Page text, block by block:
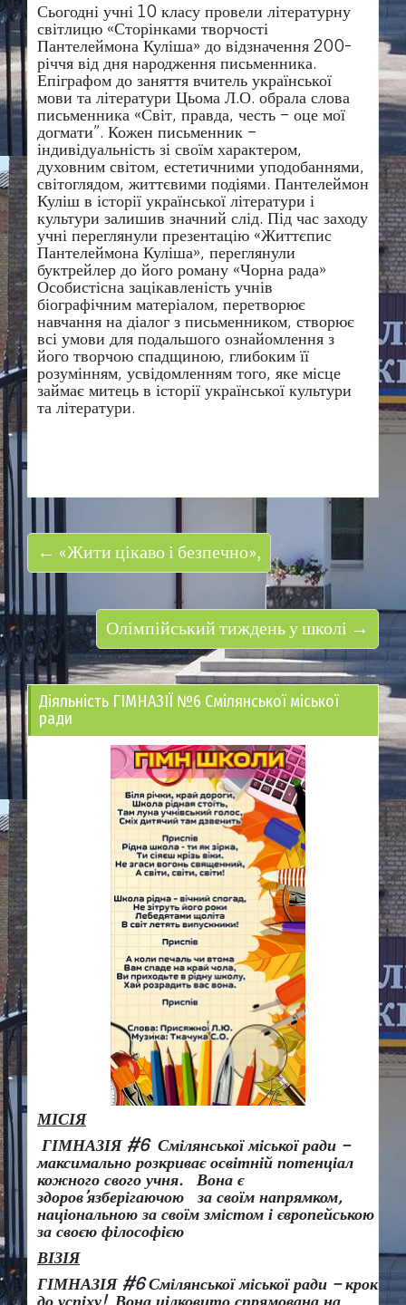
Сьогодні учні 10 класу провели літературну
світлицю «Сторінками творчості
Пантелеймона Куліша» до відзначення 200-
річчя від дня народження письменника.
Епіграфом до заняття вчитель української
мови та літератури Цьома Л.О. обрала слова
письменника «Світ, правда, честь – оце мої
догмати”. Кожен письменник –
індивідуальність зі своїм характером,
духовним світом, естетичними уподобаннями,
світоглядом, життєвими подіями. Пантелеймон
Куліш в історії української літератури і
культури залишив значний слід. Під час заходу
учні переглянули презентацію «Життєпис
Пантелеймона Куліша», переглянули
буктрейлер до його роману «Чорна рада»
Особистісна зацікавленість учнів
біографічним матеріалом, перетворює
навчання на діалог з письменником, створює
всі умови для подальшого ознайомлення з
його творчою спадщиною, глибоким її
розумінням, усвідомленням того, яке місце
займає митець в історії української культури
та літератури.
← «Жити цікаво і безпечно»,
Олімпійський тиждень у школі →
Діяльність ГІМНАЗІЇ №6 Смілянської міської
ради
МІСІЯ
ГІМНАЗІЯ #6 Смілянської міської ради –
максимально розкриває освітній потенціал
кожного свого учня.
Вона є
здоров’язберігаючою за своїм напрямком,
національною за своїм змістом і європейською
за своєю філософією
ВІЗІЯ
ГІМНАЗІЯ #6 Смілянської міської ради – крок
до успіху! Вона цілковито спрямована на